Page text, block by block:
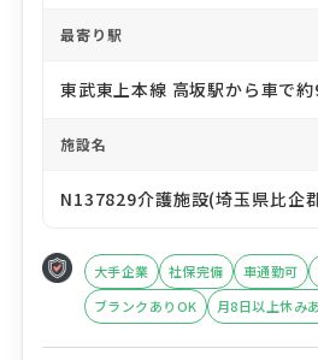
最寄り駅
東武東上本線 高坂駅から車で
施設名
N137829介護施設(埼玉県比企
大手企業 社保完備 車通勤可
ブランクありOK
月8日以上休み